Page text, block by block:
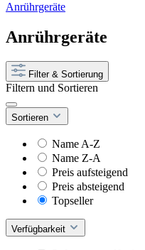
Anrührgeräte
Anrührgeräte
Filter & Sortierung
Filtern und Sortieren
Sortieren
Name A-Z
Name Z-A
Preis aufsteigend
Preis absteigend
Topseller
Verfügbarkeit